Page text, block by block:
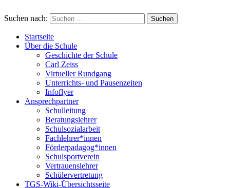
Suchen nach:
Startseite
Über die Schule
Geschichte der Schule
Carl Zeiss
Virtueller Rundgang
Unterrichts- und Pausenzeiten
Infoflyer
Ansprechpartner
Schulleitung
Beratungslehrer
Schulsozialarbeit
Fachlehrer*innen
Förderpadagog*innen
Schulsportverein
Vertrauenslehrer
Schülervertretung
TGS-Wiki-Übersichtsseite